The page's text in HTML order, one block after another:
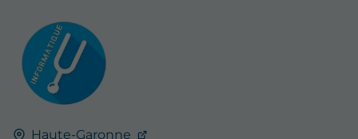
Haute-Garonne